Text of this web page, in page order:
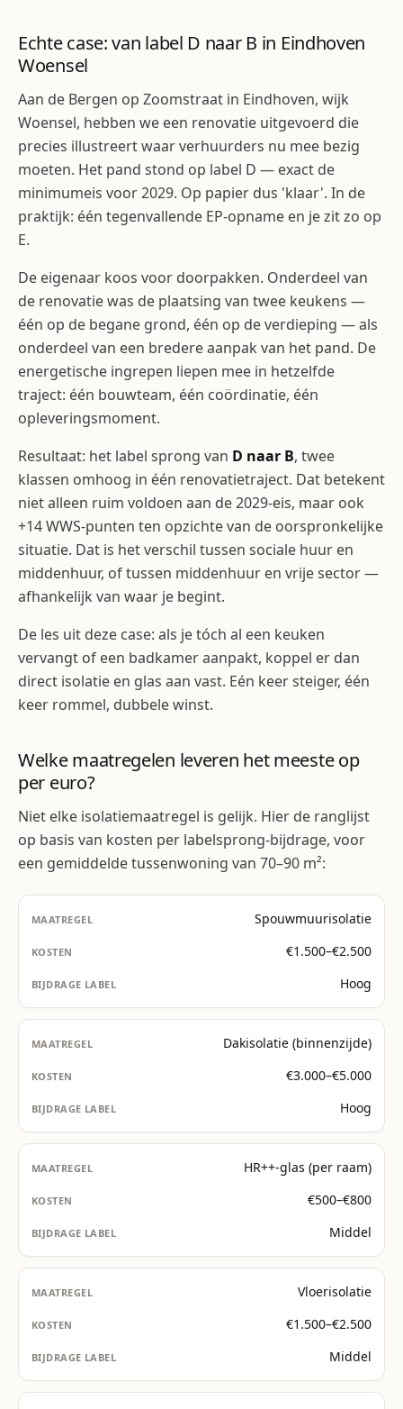
Echte case: van label D naar B in Eindhoven
Woensel
Aan de Bergen op Zoomstraat in Eindhoven, wijk
Woensel, hebben we een renovatie uitgevoerd die
precies illustreert waar verhuurders nu mee bezig
moeten. Het pand stond op label D — exact de
minimumeis voor 2029. Op papier dus 'klaar'. In de
praktijk: één tegenvallende EP-opname en je zit zo op
E.
De eigenaar koos voor doorpakken. Onderdeel van
de renovatie was de plaatsing van twee keukens —
één op de begane grond, één op de verdieping — als
onderdeel van een bredere aanpak van het pand. De
energetische ingrepen liepen mee in hetzelfde
traject: één bouwteam, één coördinatie, één
opleveringsmoment.
Resultaat: het label sprong van D naar B, twee
klassen omhoog in één renovatietraject. Dat betekent
niet alleen ruim voldoen aan de 2029-eis, maar ook
+14 WWS-punten ten opzichte van de oorspronkelijke
situatie. Dat is het verschil tussen sociale huur en
middenhuur, of tussen middenhuur en vrije sector —
afhankelijk van waar je begint.
De les uit deze case: als je tóch al een keuken
vervangt of een badkamer aanpakt, koppel er dan
direct isolatie en glas aan vast. Eén keer steiger, één
keer rommel, dubbele winst.
Welke maatregelen leveren het meeste op
per euro?
Niet elke isolatiemaatregel is gelijk. Hier de ranglijst
op basis van kosten per labelsprong-bijdrage, voor
een gemiddelde tussenwoning van 70–90 m²:
Spouwmuurisolatie
€1.500–€2.500
Hoog
Dakisolatie (binnenzijde)
€3.000–€5.000
Hoog
HR++-glas (per raam)
€500–€800
Middel
Vloerisolatie
€1.500–€2.500
Middel